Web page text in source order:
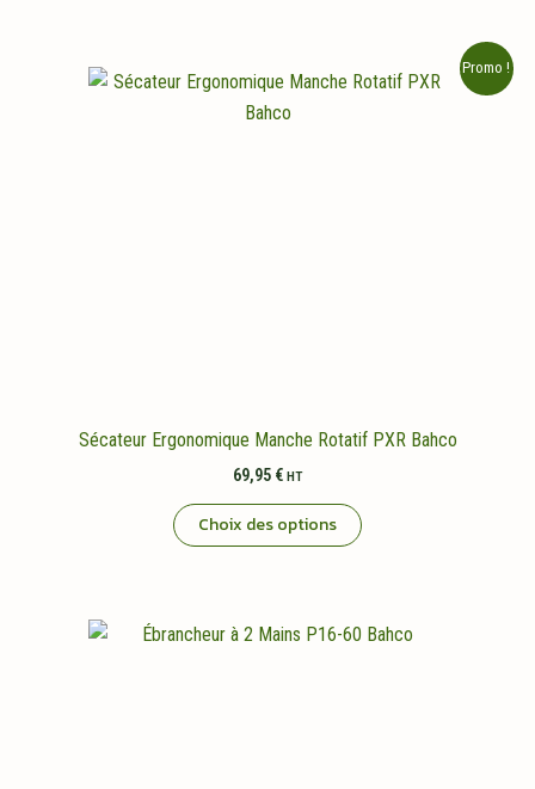
Promo !
Sécateur Ergonomique Manche Rotatif PXR Bahco
69,95 € HT
Choix des options
variations.